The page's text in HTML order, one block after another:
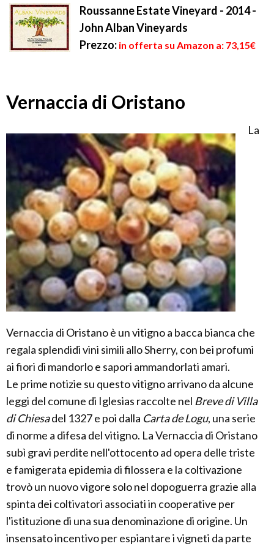
Roussanne Estate Vineyard - 2014 -
John Alban Vineyards
Prezzo: in offerta su Amazon a: 73,15€
Vernaccia di Oristano
La
Vernaccia di Oristano è un vitigno a bacca bianca che
regala splendidi vini simili allo Sherry, con bei profumi
ai fiori di mandorlo e sapori ammandorlati amari.
Le prime notizie su questo vitigno arrivano da alcune
leggi del comune di Iglesias raccolte nel Breve di Villa
di Chiesadel 1327 e poi dalla Carta de Logu, una serie
di norme a difesa del vitigno. La Vernaccia di Oristano
subì gravi perdite nell'ottocento ad opera delle triste
e famigerata epidemia di filossera e la coltivazione
trovò un nuovo vigore solo nel dopoguerra grazie alla
spinta dei coltivatori associati in cooperative per
l'istituzione di una sua denominazione di origine. Un
insensato incentivo per espiantare i vigneti da parte